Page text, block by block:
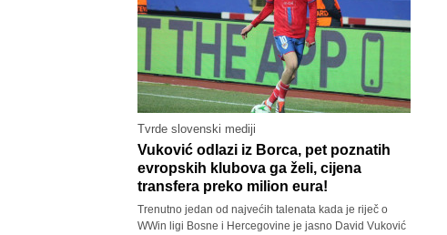
Tvrde slovenski mediji
Vuković odlazi iz Borca, pet poznatih
evropskih klubova ga želi, cijena
transfera preko milion eura!
Trenutno jedan od najvećih talenata kada je riječ o
WWin ligi Bosne i Hercegovine je jasno David Vuković